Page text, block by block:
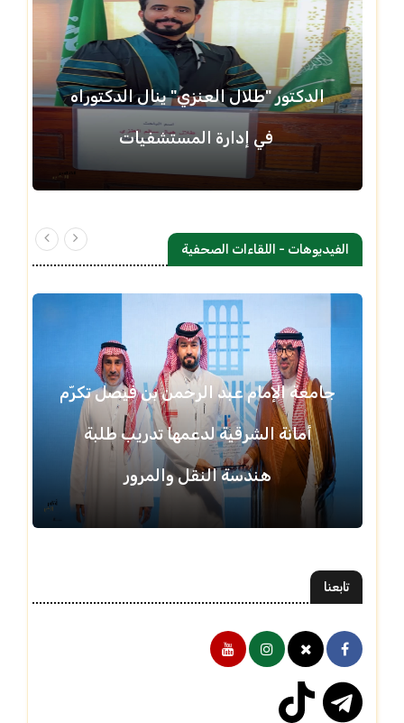
الدكتور "طلال العنزي" ينال الدكتوراه
في إدارة المستشفيات
الفيديوهات - اللقاءات الصحفية
جامعة الإمام عبد الرحمن بن فيصل تكرّم
أمانة الشرقية لدعمها تدريب طلبة
هندسة النقل والمرور
تابعنا